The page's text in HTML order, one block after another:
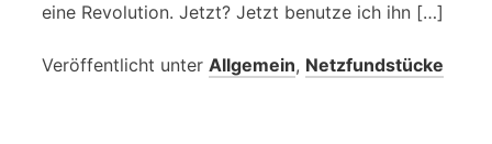
eine Revolution. Jetzt? Jetzt benutze ich ihn […]
Veröffentlicht unter Allgemein, Netzfundstücke